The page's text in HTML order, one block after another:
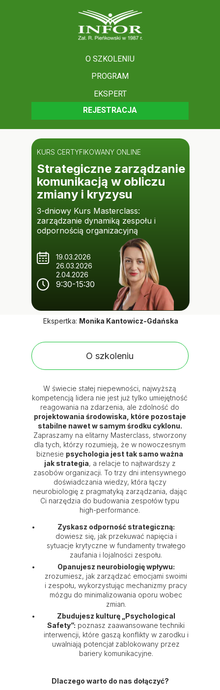
O SZKOLENIU
PROGRAM
EKSPERT
REJESTRACJA
KURS CERTYFIKOWANY ONLINE
Strategiczne zarządzanie
komunikacją w obliczu
zmiany i kryzysu
19.03.2026
26.03.2026
2.04.2026
9:30-15:30
3-dniowy Kurs Masterclass:
zarządzanie dynamiką zespołu i
odpornością organizacyjną
Ekspertka: Monika Kantowicz-Gdańska
O szkoleniu
W świecie stałej niepewności, najwyższą
kompetencją lidera nie jest już tylko umiejętność
reagowania na zdarzenia, ale zdolność do
projektowania środowiska, które pozostaje
stabilne nawet w samym środku cyklonu.
Zapraszamy na elitarny Masterclass, stworzony
dla tych, którzy rozumieją, że w nowoczesnym
biznesie psychologia jest tak samo ważna
jak strategia, a relacje to najtwardszy z
zasobów organizacji. To trzy dni intensywnego
doświadczania wiedzy, która łączy
neurobiologię z pragmatyką zarządzania, dając
Ci narzędzia do budowania zespołów typu
high-performance.
Zyskasz odporność strategiczną:
dowiesz się, jak przekuwać napięcia i
sytuacje krytyczne w fundamenty trwałego
zaufania i lojalności zespołu.
Opanujesz neurobiologię wpływu:
zrozumiesz, jak zarządzać emocjami swoimi
i zespołu, wykorzystując mechanizmy pracy
mózgu do minimalizowania oporu wobec
zmian.
Zbudujesz kulturę „Psychological
Safety”: poznasz zaawansowane techniki
interwencji, które gaszą konflikty w zarodku i
uwalniają potencjał zablokowany przez
bariery komunikacyjne.
Dlaczego warto do nas dołączyć?